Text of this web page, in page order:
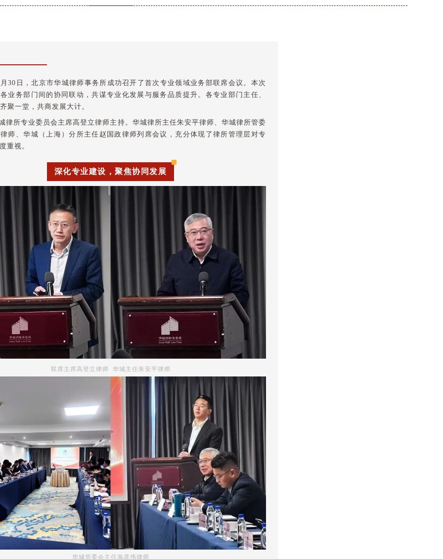
30日，北京市华城律师事务所成功召开了首次专业领域业务部联席会议。本次
业务部门间的协同联动，共谋专业化发展与服务品质提升。各专业部门主任、
聚一堂，共商发展大计。
律所专业委员会主席高登立律师主持。华城律所主任朱安平律师、华城律所管委
师、华城（上海）分所主任赵国政律师列席会议，充分体现了律所管理层对专
重视。
深化专业建设，聚焦协同发展
联席主席高登立律师 华城主任朱安平律师
华城管委会主任海彦伟律师